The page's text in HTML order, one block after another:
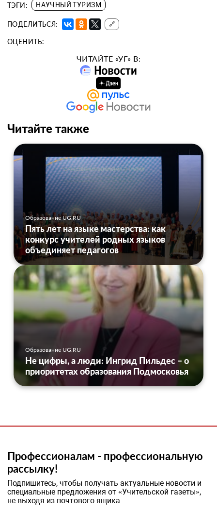
ТЭГИ: НАУЧНЫЙ ТУРИЗМ
ПОДЕЛИТЬСЯ: 🔗
ОЦЕНИТЬ:
ЧИТАЙТЕ «УГ» В:
Читайте также
Образование UG.RU
Пять лет на языке мастерства: как
конкурс учителей родных языков
объединяет педагогов
Образование UG.RU
Не цифры, а люди: Ингрид Пильдес – о
приоритетах образования Подмосковья
Профессионалам - профессиональную
рассылку!
Подпишитесь, чтобы получать актуальные новости и
специальные предложения от «Учительской газеты»,
не выходя из почтового ящика